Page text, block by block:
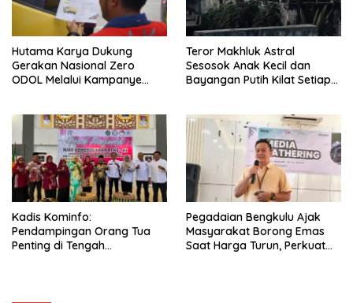
Hutama Karya Dukung
Gerakan Nasional Zero
ODOL Melalui Kampanye
Teror Makhluk Astral
Sesosok Anak Kecil dan
Bayangan Putih Kilat Setiap
Kadis Kominfo:
Pendampingan Orang Tua
Penting di Tengah
Pegadaian Bengkulu Ajak
Masyarakat Borong Emas
Saat Harga Turun, Perkuat